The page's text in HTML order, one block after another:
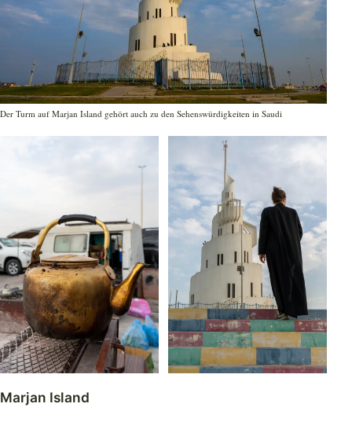
Der Turm auf Marjan Island gehört auch zu den Sehenswürdigkeiten in Saudi
Marjan Island